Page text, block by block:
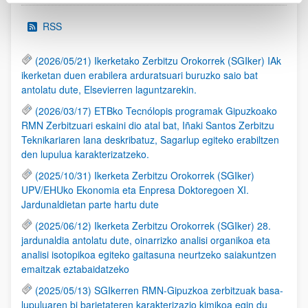
RSS
(2026/05/21) Ikerketako Zerbitzu Orokorrek (SGIker) IAk
ikerketan duen erabilera arduratsuari buruzko saio bat
antolatu dute, Elsevierren laguntzarekin.
(2026/03/17) ETBko Tecnólopis programak Gipuzkoako
RMN Zerbitzuari eskaini dio atal bat, Iñaki Santos Zerbitzu
Teknikariaren lana deskribatuz, Sagarlup egiteko erabiltzen
den lupulua karakterizatzeko.
(2025/10/31) Ikerketa Zerbitzu Orokorrek (SGIker)
UPV/EHUko Ekonomia eta Enpresa Doktoregoen XI.
Jardunaldietan parte hartu dute
(2025/06/12) Ikerketa Zerbitzu Orokorrek (SGIker) 28.
jardunaldia antolatu dute, oinarrizko analisi organikoa eta
analisi isotopikoa egiteko gaitasuna neurtzeko saiakuntzen
emaitzak eztabaidatzeko
(2025/05/13) SGIkerren RMN-Gipuzkoa zerbitzuak basa-
lupuluaren bi barietateren karakterizazio kimikoa egin du